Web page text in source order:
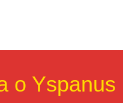
o